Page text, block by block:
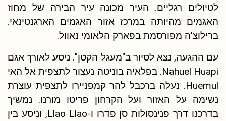
לטיולים רגליים. העיר מכונה עיר הבירה של מחוז
האגמים מהיותה במרכז אזור האגמים הארגנטינאי.
ברילוצ'ה מפורסמת בפארק הלאומי נאוול.
עם ההגעה, נצא לסיור ב"מעגל הקטן". ניסע לאורך אגם
Nahuel Huapi. בפלאיה בוניטה נעצור לתצפית אל האי
Huemul. נעלה ברכבל להר קמפניירו לתצפית עוצרת
נשימה על האזור ועל הקרחון פריטו מורנו. נמשיך
בדרכנו דרך פנינסולות סן פדרו ו-Llao Llao, וניסע בין